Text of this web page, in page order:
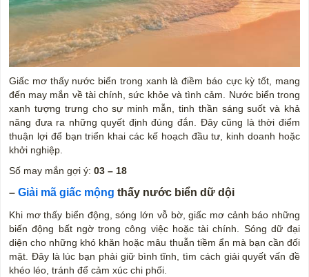
Giấc mơ thấy nước biển trong xanh là điềm báo cực kỳ tốt, mang
đến may mắn về tài chính, sức khỏe và tình cảm. Nước biển trong
xanh tượng trưng cho sự minh mẫn, tinh thần sáng suốt và khả
năng đưa ra những quyết định đúng đắn. Đây cũng là thời điểm
thuận lợi để bạn triển khai các kế hoạch đầu tư, kinh doanh hoặc
khởi nghiệp.
Số may mắn gợi ý: 03 – 18
– Giải mã giấc mộng thấy nước biển dữ dội
Khi mơ thấy biển động, sóng lớn vỗ bờ, giấc mơ cảnh báo những
biến động bất ngờ trong công việc hoặc tài chính. Sóng dữ đại
diện cho những khó khăn hoặc mâu thuẫn tiềm ẩn mà bạn cần đối
mặt. Đây là lúc bạn phải giữ bình tĩnh, tìm cách giải quyết vấn đề
khéo léo, tránh để cảm xúc chi phối.